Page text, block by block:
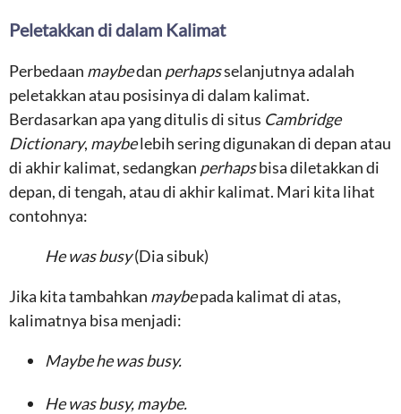
Peletakkan di dalam Kalimat
Perbedaan maybedan perhapsselanjutnya adalah
peletakkan atau posisinya di dalam kalimat.
Berdasarkan apa yang ditulis di situs Cambridge
Dictionary, maybelebih sering digunakan di depan atau
di akhir kalimat, sedangkan perhapsbisa diletakkan di
depan, di tengah, atau di akhir kalimat. Mari kita lihat
contohnya:
He was busy(Dia sibuk)
Jika kita tambahkan maybepada kalimat di atas,
kalimatnya bisa menjadi:
Maybe he was busy.
He was busy, maybe.